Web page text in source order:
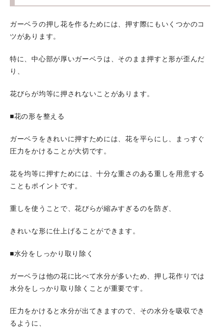
ガーベラの押し花を作るためには、押す際にもいくつかのコ
ツがあります。
特に、中心部が厚いガーベラは、そのまま押すと形が歪んだ
り、
花びらが均等に押されないことがあります。
■花の形を整える
ガーベラをきれいに押すためには、花を平らにし、まっすぐ
圧力をかけることが大切です。
花を均等に押すためには、十分な重さのある重しを用意する
こともポイントです。
重しを使うことで、花びらが縮みすぎるのを防ぎ、
きれいな形に仕上げることができます。
■水分をしっかり取り除く
ガーベラは他の花に比べて水分が多いため、押し花作りでは
水分をしっかり取り除くことが重要です。
圧力をかけると水分が出てきますので、その水分を吸収でき
るように、